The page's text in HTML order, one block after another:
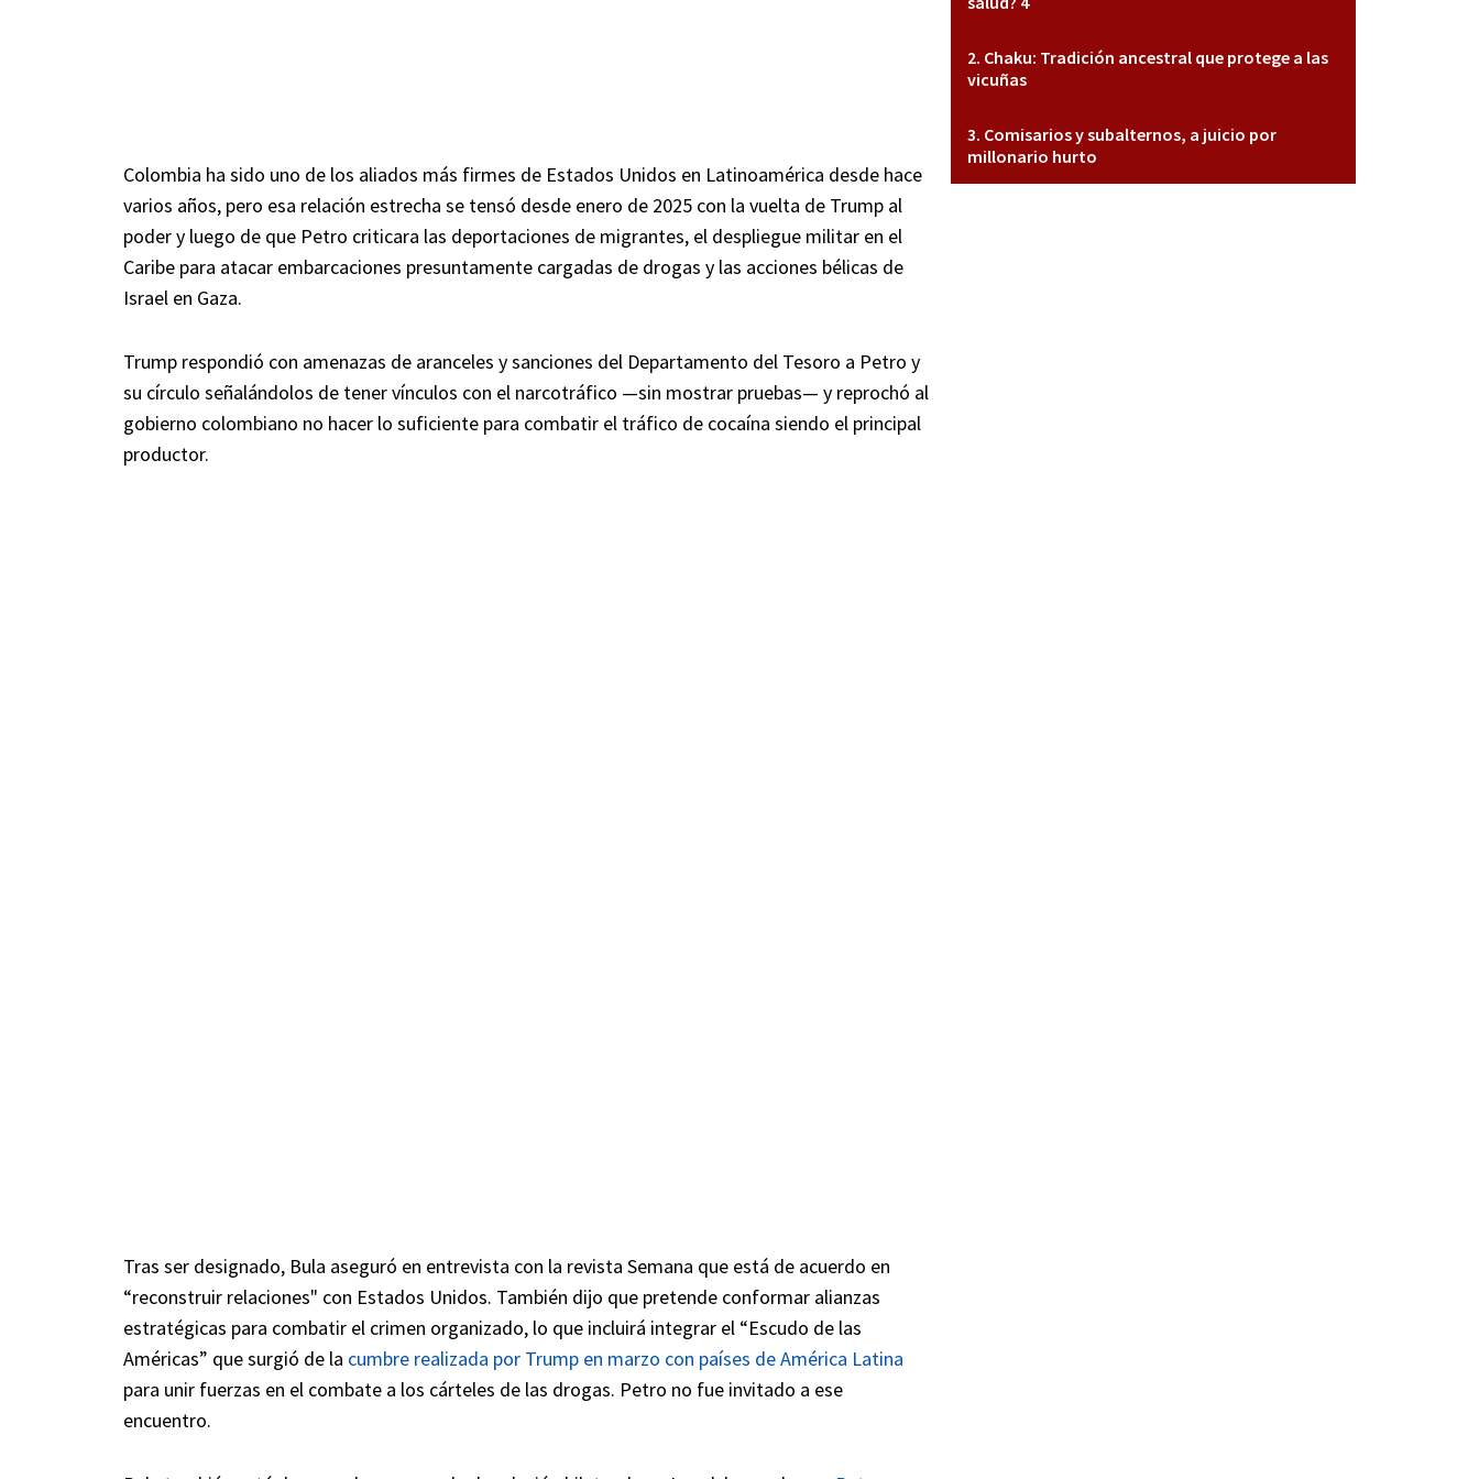
Colombia ha sido uno de los aliados más firmes de Estados Unidos en Latinoamérica desde hace
varios años, pero esa relación estrecha se tensó desde enero de 2025 con la vuelta de Trump al
poder y luego de que Petro criticara las deportaciones de migrantes, el despliegue militar en el
Caribe para atacar embarcaciones presuntamente cargadas de drogas y las acciones bélicas de
Israel en Gaza.
Trump respondió con amenazas de aranceles y sanciones del Departamento del Tesoro a Petro y
su círculo señalándolos de tener vínculos con el narcotráfico —sin mostrar pruebas— y reprochó al
gobierno colombiano no hacer lo suficiente para combatir el tráfico de cocaína siendo el principal
productor.
Tras ser designado, Bula aseguró en entrevista con la revista Semana que está de acuerdo en
“reconstruir relaciones" con Estados Unidos. También dijo que pretende conformar alianzas
estratégicas para combatir el crimen organizado, lo que incluirá integrar el “Escudo de las
Américas” que surgió de la cumbre realizada por Trump en marzo con países de América Latina
para unir fuerzas en el combate a los cárteles de las drogas. Petro no fue invitado a ese
encuentro.
Chaku: Tradición ancestral que protege a las
vicuñas
Comisarios y subalternos, a juicio por
millonario hurto